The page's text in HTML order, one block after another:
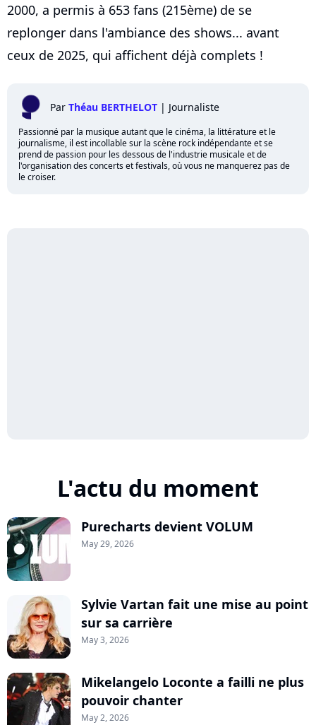
2000, a permis à 653 fans (215ème) de se
replonger dans l'ambiance des shows... avant
ceux de 2025, qui affichent déjà complets !
Par Théau BERTHELOT | Journaliste
Passionné par la musique autant que le cinéma, la littérature et le
journalisme, il est incollable sur la scène rock indépendante et se
prend de passion pour les dessous de l'industrie musicale et de
l'organisation des concerts et festivals, où vous ne manquerez pas de
le croiser.
L'actu du moment
Purecharts devient VOLUM
May 29, 2026
Sylvie Vartan fait une mise au point
sur sa carrière
May 3, 2026
Mikelangelo Loconte a failli ne plus
pouvoir chanter
May 2, 2026